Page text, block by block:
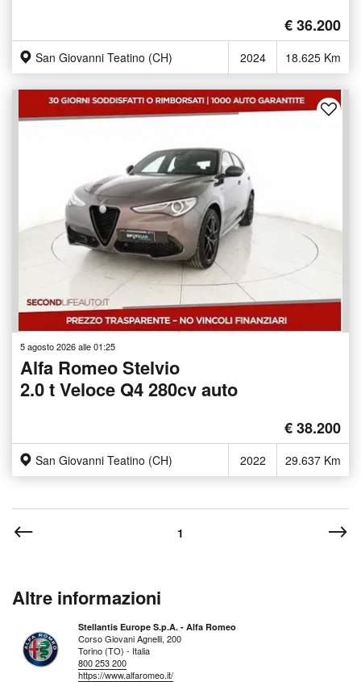
€ 36.200
San Giovanni Teatino (CH) 2024 18.625 Km
5 agosto 2026 alle 01:25
Alfa Romeo Stelvio
2.0 t Veloce Q4 280cv auto
€ 38.200
San Giovanni Teatino (CH) 2022 29.637 Km
1
Altre informazioni
Stellantis Europe S.p.A. - Alfa Romeo
Corso Giovani Agnelli, 200
Torino (TO) - Italia
800 253 200
https://www.alfaromeo.it/